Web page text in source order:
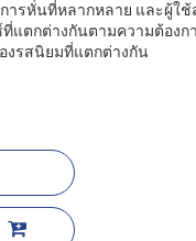
รหั่นที่หลากหลาย และผู้ใช้
แตกต่างกันตามความต้องก
งรสนิยมที่แตกต่างกัน